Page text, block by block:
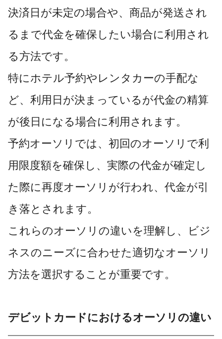
決済日が未定の場合や、商品が発送され
るまで代金を確保したい場合に利用され
る方法です。
特にホテル予約やレンタカーの手配な
ど、利用日が決まっているが代金の精算
が後日になる場合に利用されます。
予約オーソリでは、初回のオーソリで利
用限度額を確保し、実際の代金が確定し
た際に再度オーソリが行われ、代金が引
き落とされます。
これらのオーソリの違いを理解し、ビジ
ネスのニーズに合わせた適切なオーソリ
方法を選択することが重要です。
デビットカードにおけるオーソリの違い